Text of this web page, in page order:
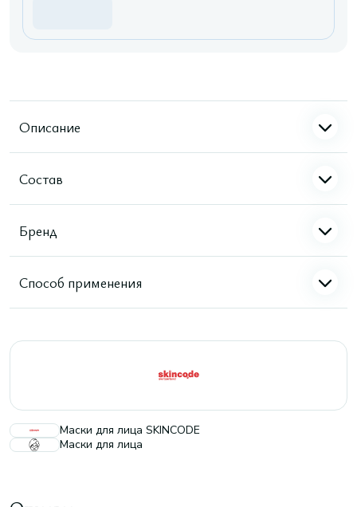
Описание
Состав
Бренд
Способ применения
Маски для лица SKINCODE
Маски для лица